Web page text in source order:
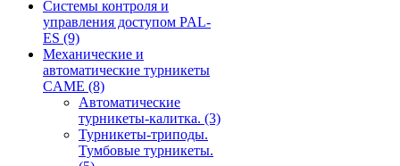
Системы контроля и
управления доступом PAL-
ES (9)
Механические и
автоматические турникеты
CAME (8)
Автоматические
турникеты-калитка. (3)
Турникеты-триподы.
Тумбовые турникеты.